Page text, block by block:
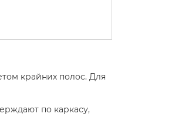
крайних полос. Для
по каркасу,